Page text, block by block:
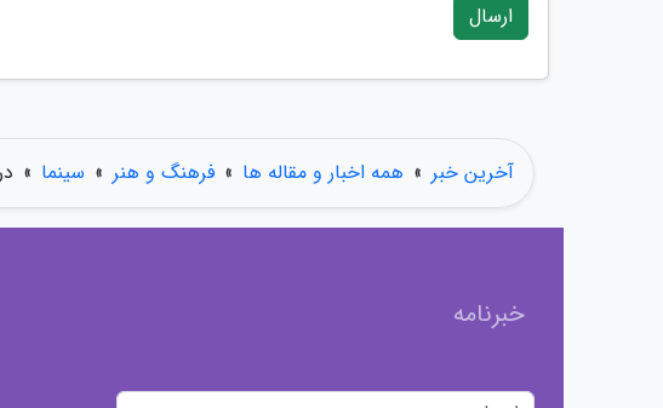
ارسال
آخرین خبر » همه اخبار و مقاله ها » فرهنگ و هنر » سینما »
خبرنامه